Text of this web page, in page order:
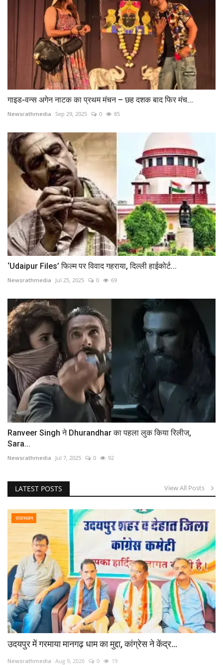
गाइड-वन्स अगेन नाटक का प्रथम मंचन – छह दशक बाद फिर मंच...
Newsrathmedia Sep 29, 2025 0 85
‘Udaipur Files’ फिल्म पर विवाद गहराया, दिल्ली हाईकोर्ट...
Newsrathmedia Jul 25, 2025 0 69
Ranveer Singh ने Dhurandhar का पहला लुक किया रिलीज,
Sara...
Newsrathmedia Jul 7, 2025 0 92
LATEST POSTS View All Posts
राजस्थान
उदयपुर में गरमाया मानगढ़ धाम का मुद्दा, कांग्रेस ने केंद्र...
Newsrathmedia Aug 9, 2026 0 19